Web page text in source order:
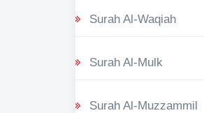
Surah Al-Waqiah
Surah Al-Mulk
Surah Al-Muzzammil